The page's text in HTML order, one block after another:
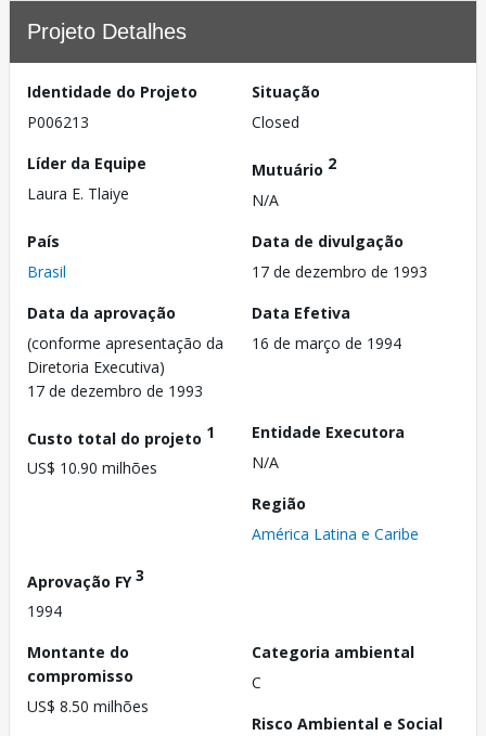
Projeto Detalhes
Identidade do Projeto
P006213
Situação
Closed
Líder da Equipe
Laura E. Tlaiye
Mutuário 2
N/A
País
Brasil
Data de divulgação
17 de dezembro de 1993
Data da aprovação
(conforme apresentação da
Diretoria Executiva)
17 de dezembro de 1993
Data Efetiva
16 de março de 1994
Custo total do projeto 1
US$ 10.90 milhões
Entidade Executora
N/A
Região
América Latina e Caribe
Aprovação FY3
1994
Montante do
compromisso
US$ 8.50 milhões
Categoria ambiental
C
Risco Ambiental e Social